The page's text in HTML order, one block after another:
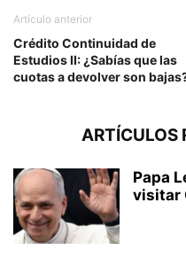
Artículo anterior
Crédito Continuidad de
Estudios II: ¿Sabías que las
cuotas a devolver son
ARTÍCULOS
Papa
visitar